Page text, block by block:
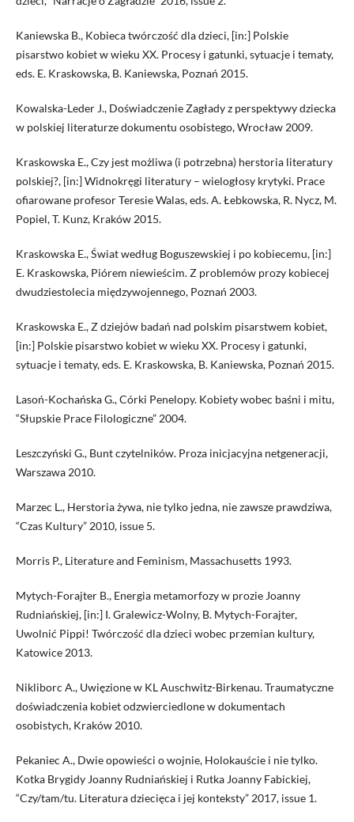
Kaniewska B., Kobieca twórczość dla dzieci, [in:] Polskie
pisarstwo kobiet w wieku XX. Procesy i gatunki, sytuacje i tematy,
eds. E. Kraskowska, B. Kaniewska, Poznań 2015.
Kowalska-Leder J., Doświadczenie Zagłady z perspektywy dziecka
w polskiej literaturze dokumentu osobistego, Wrocław 2009.
Kraskowska E., Czy jest możliwa (i potrzebna) herstoria literatury
polskiej?, [in:] Widnokręgi literatury – wielogłosy krytyki. Prace
ofiarowane profesor Teresie Walas, eds. A. Łebkowska, R. Nycz, M.
Popiel, T. Kunz, Kraków 2015.
Kraskowska E., Świat według Boguszewskiej i po kobiecemu, [in:]
E. Kraskowska, Piórem niewieścim. Z problemów prozy kobiecej
dwudziestolecia międzywojennego, Poznań 2003.
Kraskowska E., Z dziejów badań nad polskim pisarstwem kobiet,
[in:] Polskie pisarstwo kobiet w wieku XX. Procesy i gatunki,
sytuacje i tematy, eds. E. Kraskowska, B. Kaniewska, Poznań 2015.
Lasoń-Kochańska G., Córki Penelopy. Kobiety wobec baśni i mitu,
“Słupskie Prace Filologiczne” 2004.
Leszczyński G., Bunt czytelników. Proza inicjacyjna netgeneracji,
Warszawa 2010.
Marzec L., Herstoria żywa, nie tylko jedna, nie zawsze prawdziwa,
“Czas Kultury” 2010, issue 5.
Morris P., Literature and Feminism, Massachusetts 1993.
Mytych-Forajter B., Energia metamorfozy w prozie Joanny
Rudniańskiej, [in:] I. Gralewicz-Wolny, B. Mytych-Forajter,
Uwolnić Pippi! Twórczość dla dzieci wobec przemian kultury,
Katowice 2013.
Nikliborc A., Uwięzione w KL Auschwitz-Birkenau. Traumatyczne
doświadczenia kobiet odzwierciedlone w dokumentach
osobistych, Kraków 2010.
Pekaniec A., Dwie opowieści o wojnie, Holokauście i nie tylko.
Kotka Brygidy Joanny Rudniańskiej i Rutka Joanny Fabickiej,
“Czy/tam/tu. Literatura dziecięca i jej konteksty” 2017, issue 1.